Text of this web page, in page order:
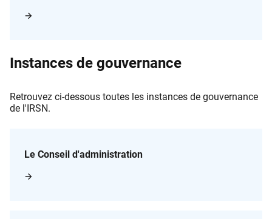
Instances de gouvernance
Retrouvez ci-dessous toutes les instances de gouvernance
de l'IRSN.
Le Conseil d'administration